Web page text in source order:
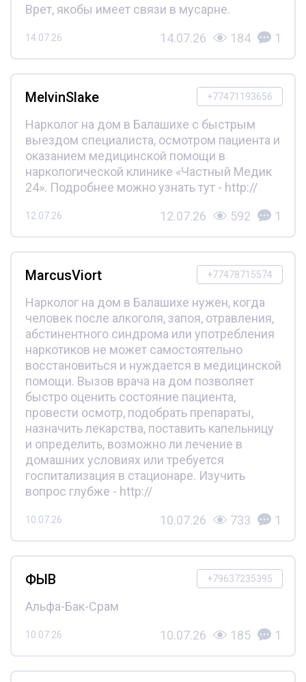
Врет, якобы имеет связи в мусарне.
14.07.26 14.07.26 184 1
+77471193656
MelvinSlake
Нарколог на дом в Балашихе с быстрым
выездом специалиста, осмотром пациента и
оказанием медицинской помощи в
наркологической клинике «Частный Медик
24». Подробнее можно узнать тут - http://
12.07.26 12.07.26 592 1
+77478715574
MarcusViort
Нарколог на дом в Балашихе нужен, когда
человек после алкоголя, запоя, отравления,
абстинентного синдрома или употребления
наркотиков не может самостоятельно
восстановиться и нуждается в медицинской
помощи. Вызов врача на дом позволяет
быстро оценить состояние пациента,
провести осмотр, подобрать препараты,
назначить лекарства, поставить капельницу
и определить, возможно ли лечение в
домашних условиях или требуется
госпитализация в стационаре. Изучить
вопрос глубже - http://
10.07.26 10.07.26 733 1
+79637235395
ФЫВ
Альфа-Бак-Срам
10.07.26 10.07.26 185 1